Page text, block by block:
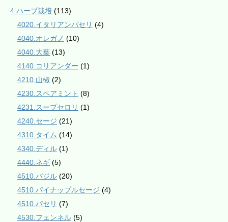
4.ハーブ栽培 (113)
4020.イタリアンパセリ (4)
4040.オレガノ (10)
4040.大葉 (13)
4140.コリアンダー (1)
4210.山椒 (2)
4230.スペアミント (8)
4231.スープセロリ (1)
4240.セージ (21)
4310.タイム (14)
4340.ディル (1)
4440.ネギ (5)
4510.バジル (20)
4510.パイナップルセージ (4)
4510.パセリ (7)
4530.フェンネル (5)